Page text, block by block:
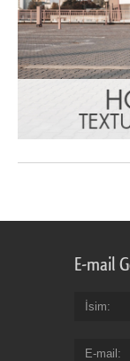
E-mail
İsim
E-mail